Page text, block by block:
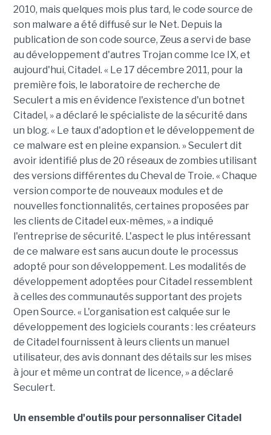
2010, mais quelques mois plus tard, le code source de
son malware a été diffusé sur le Net. Depuis la
publication de son code source, Zeus a servi de base
au développement d'autres Trojan comme Ice IX, et
aujourd'hui, Citadel. « Le 17 décembre 2011, pour la
première fois, le laboratoire de recherche de
Seculert a mis en évidence l'existence d'un botnet
Citadel, » a déclaré le spécialiste de la sécurité dans
un blog. « Le taux d'adoption et le développement de
ce malware est en pleine expansion. » Seculert dit
avoir identifié plus de 20 réseaux de zombies utilisant
des versions différentes du Cheval de Troie. « Chaque
version comporte de nouveaux modules et de
nouvelles fonctionnalités, certaines proposées par
les clients de Citadel eux-mêmes, » a indiqué
l'entreprise de sécurité. L'aspect le plus intéressant
de ce malware est sans aucun doute le processus
adopté pour son développement. Les modalités de
développement adoptées pour Citadel ressemblent
à celles des communautés supportant des projets
Open Source. « L'organisation est calquée sur le
développement des logiciels courants : les créateurs
de Citadel fournissent à leurs clients un manuel
utilisateur, des avis donnant des détails sur les mises
à jour et même un contrat de licence, » a déclaré
Seculert.
Un ensemble d'outils pour personnaliser Citadel